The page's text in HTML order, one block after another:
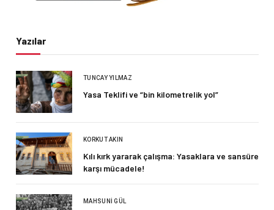
Yazılar
TUNCAY YILMAZ
Yasa Teklifi ve “bin kilometrelik yol”
KORKUT AKIN
Kılı kırk yararak çalışma: Yasaklara ve sansüre
karşı mücadele!
MAHSUNI GÜL